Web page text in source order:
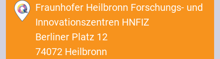
Fraunhofer Heilbronn Forschungs- und
Innovationszentren HNFIZ
Berliner Platz 12
74072 Heilbronn